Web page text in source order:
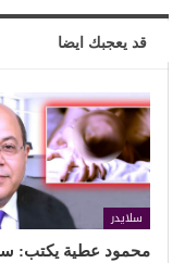
قد يعجبك ايضا
سلايدر
محمود عطية يكتب: